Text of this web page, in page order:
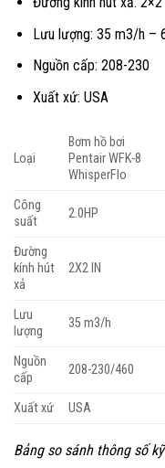
Lưu lượng: 35 m3/h –
Nguồn cấp: 208-230
Xuất xứ: USA
Loại
Bơm hồ bơi
Pentair WFK-8
WhisperFlo
Công
suất
2.0HP
Đường
kính hút
xả
2X2 IN
Lưu
lượng
35 m3/h
Nguồn
cấp
208-230/460
Xuất xứ USA
Bảng so sánh thông số